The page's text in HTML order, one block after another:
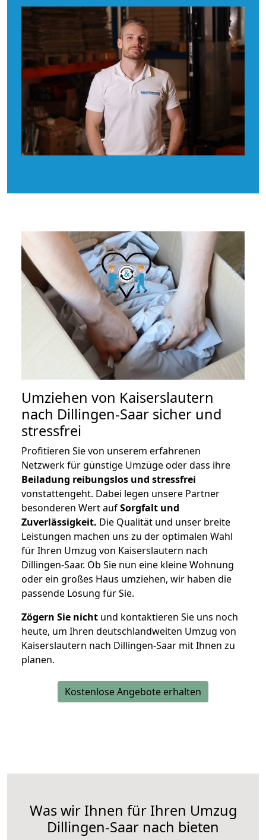
Umziehen von Kaiserslautern
nach Dillingen-Saar sicher und
stressfrei
Profitieren Sie von unserem erfahrenen
Netzwerk für günstige Umzüge oder dass ihre
Beiladung reibungslos und stressfrei
vonstattengeht. Dabei legen unsere Partner
besonderen Wert aufSorgfalt und
Zuverlässigkeit. Die Qualität und unser breite
Leistungen machen uns zu der optimalen Wahl
für Ihren Umzug von Kaiserslautern nach
Dillingen-Saar. Ob Sie nun eine kleine Wohnung
oder ein großes Haus umziehen, wir haben die
passende Lösung für Sie.
Zögern Sie nicht und kontaktieren Sie uns noch
heute, um Ihren deutschlandweiten Umzug von
Kaiserslautern nach Dillingen-Saar mit Ihnen zu
planen.
Kostenlose Angebote erhalten
Was wir Ihnen für Ihren Umzug
Dillingen-Saar nach bieten